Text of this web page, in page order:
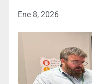
Ene 8, 2026